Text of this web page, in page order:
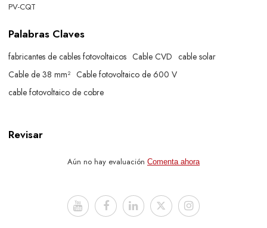
PV-CQT
Palabras Claves
fabricantes de cables fotovoltaicos Cable CVD cable solar
Cable de 38 mm² Cable fotovoltaico de 600 V
cable fotovoltaico de cobre
Revisar
Aún no hay evaluación Comenta ahora